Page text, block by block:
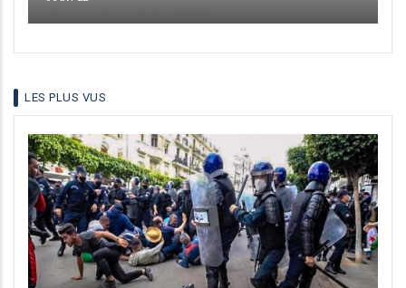
LES PLUS VUS